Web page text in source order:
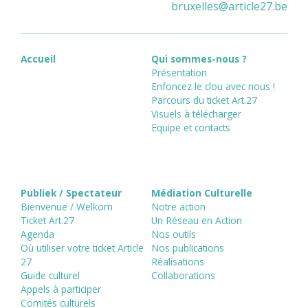
bruxelles@article27.be
Accueil
Qui sommes-nous ?
Présentation
Enfoncez le clou avec nous !
Parcours du ticket Art.27
Visuels à télécharger
Equipe et contacts
Publiek / Spectateur
Bienvenue / Welkom
Ticket Art.27
Agenda
Où utiliser votre ticket Article
27
Guide culturel
Appels à participer
Comités culturels
Médiation Culturelle
Notre action
Un Réseau en Action
Nos outils
Nos publications
Réalisations
Collaborations